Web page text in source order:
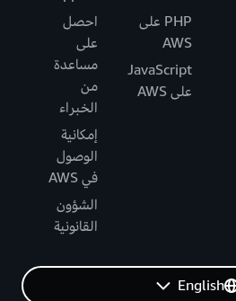
PHP على
AWS
JavaScript
على AWS
احصل
على
مساعدة
من
الخبراء
إمكانية
الوصول
في AWS
الشؤون
القانونية
English